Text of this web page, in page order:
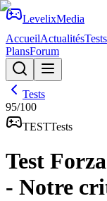
LevelixMedia
AccueilActualités
PlansForum
Tests
95/100
TESTTests
Test
- Notre